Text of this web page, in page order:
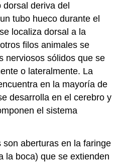
deriva del
tubo hueco durante el
localiza dorsal a la
filos animales se
nerviosos sólidos que se
o lateralmente. La
en la mayoría de
desarrolla en el cerebro y
el sistema
son aberturas en la faringe
la boca) que se extienden